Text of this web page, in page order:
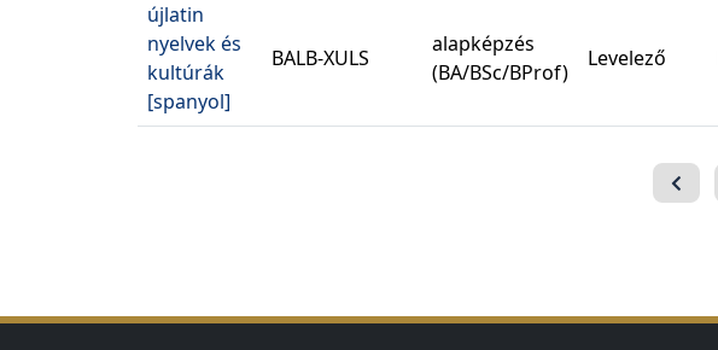
újlatin
nyelvek és
kultúrák
[spanyol]
BALB-XULS
alapképzés
(BA/BSc/BProf)
Levelező